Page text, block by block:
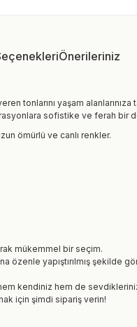
Önerileriniz
tonlarını yaşam alanlarınıza
sofistike ve ferah bir
ömürlü ve canlı renkler.
mükemmel bir seçim.
özenle yapıştırılmış şekilde
kendiniz hem de
için şimdi sipariş verin!